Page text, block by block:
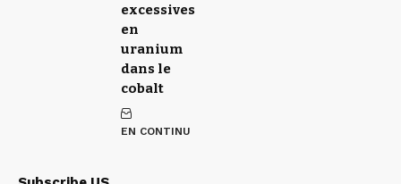
excessives
en
uranium
dans le
cobalt
EN CONTINU